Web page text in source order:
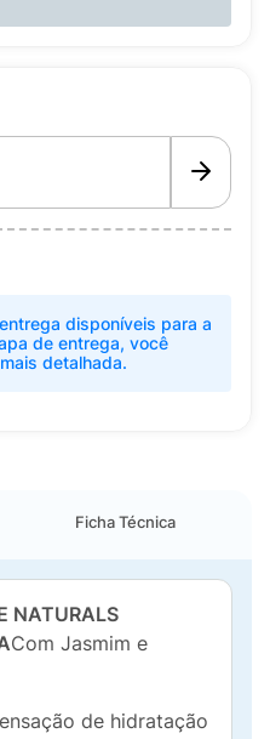
disponíveis para a
de entrega, você
detalhada.
Ficha Técnica
NATURALS
Com Jasmim e
de hidratação